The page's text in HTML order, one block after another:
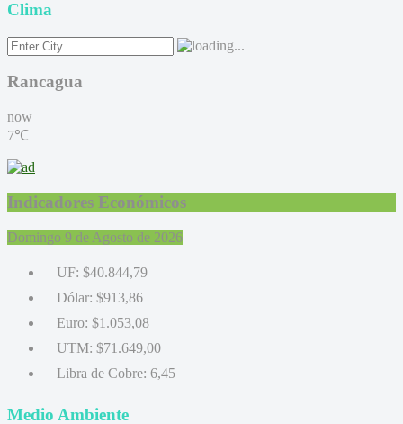
Clima
Rancagua
now
7℃
Indicadores Económicos
Domingo 9 de Agosto de 2026
UF: $40.844,79
Dólar: $913,86
Euro: $1.053,08
UTM: $71.649,00
Libra de Cobre: 6,45
Medio Ambiente